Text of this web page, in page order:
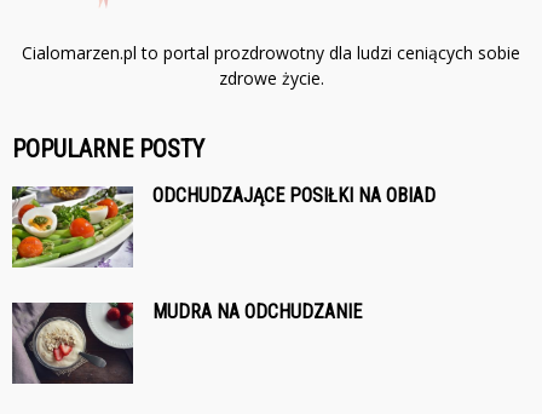
Cialomarzen.pl to portal prozdrowotny dla ludzi ceniących sobie
zdrowe życie.
POPULARNE POSTY
ODCHUDZAJĄCE POSIŁKI NA OBIAD
MUDRA NA ODCHUDZANIE